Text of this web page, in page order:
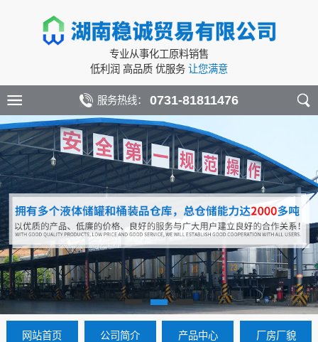
专业从事化工原料销售
低利润 高品质 优服务 让您满意
服务热线： 0731-81811476
网站首页 公司简介 产品中心 厂房厂貌